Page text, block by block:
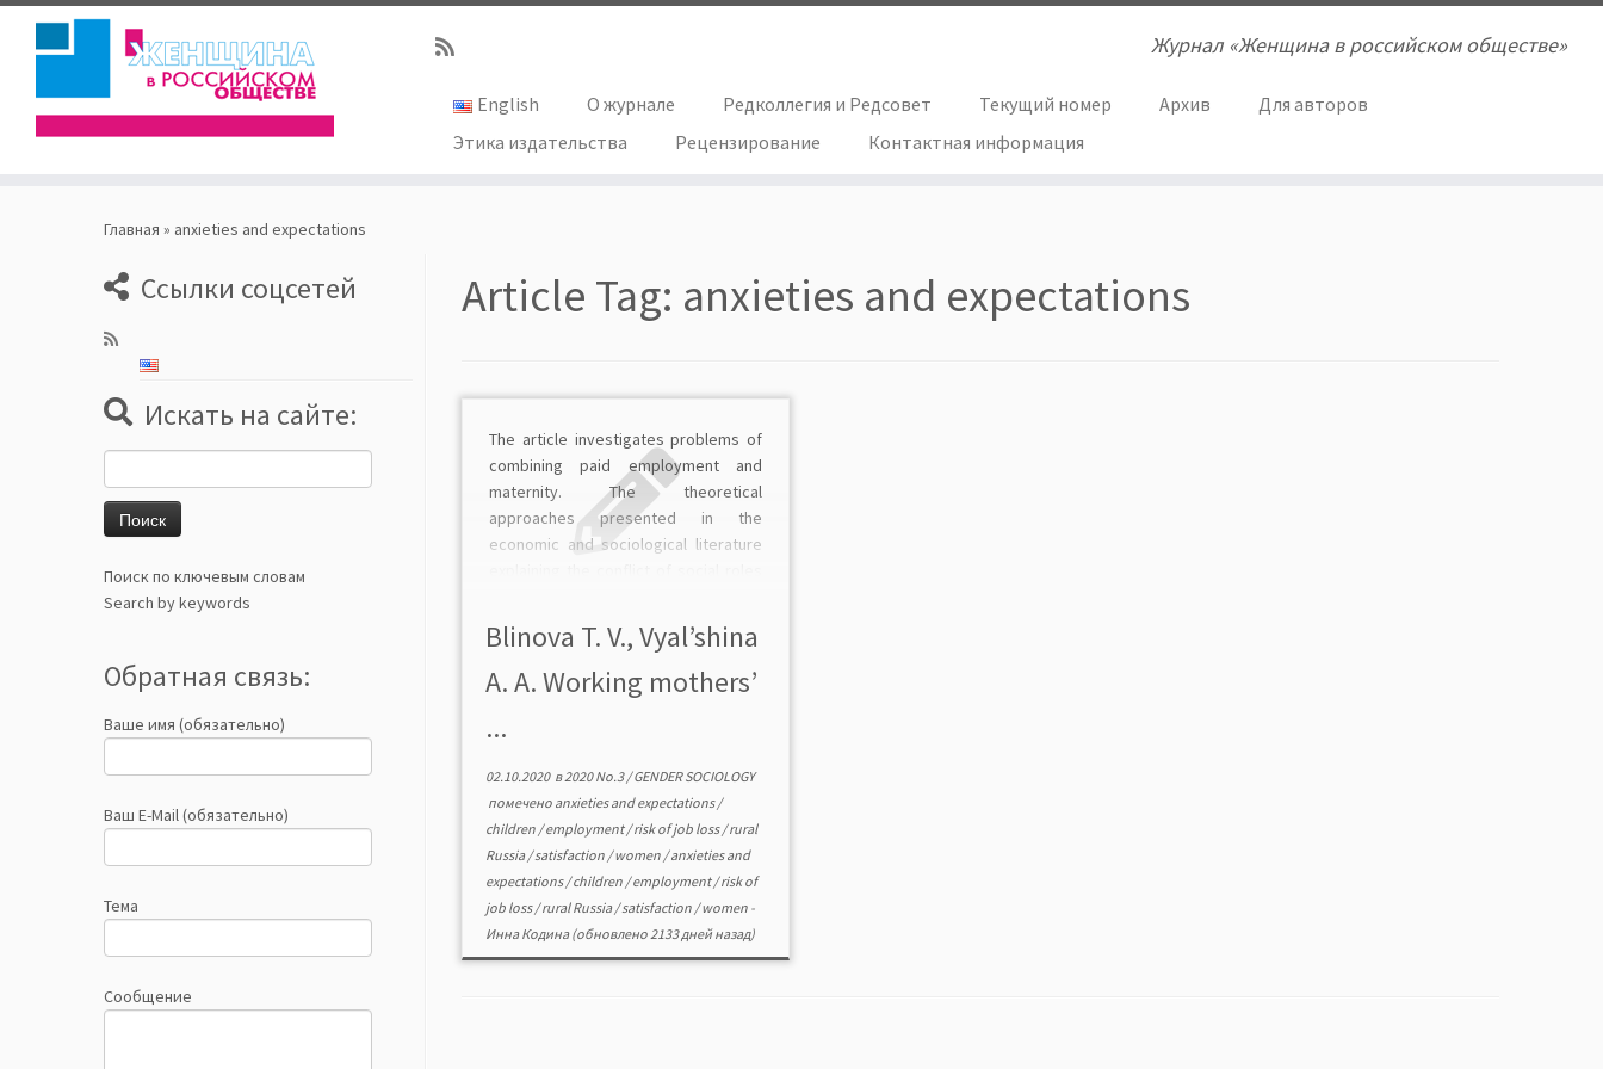
Журнал «Женщина в российском обществе»
English О журнале Редколлегия и Редсовет Текущий номер Архив
Для авторов
Этика издательства
Рецензирование Контактная информация
Главная » anxieties and expectations
Ссылки соцсетей
Искать на сайте:
Поиск по ключевым словам
Search by keywords
Обратная связь:
Ваше имя (обязательно)
Ваш E-Mail (обязательно)
Тема
Сообщение
Article Tag: anxieties and expectations
The article investigates problems of
combining paid employment and
maternity. The theoretical
approaches presented in the
economic and sociological literature
analyzed. The differences in the
positions of rural and urban mothers
with children in the labor market are
Blinova T. V., Vyal’shina
A. A. Working mothers’
...
02.10.2020в2020 No.3/GENDER SOCIOLOGY
помечено anxieties and expectations/
children /employment/risk of job loss/rural
Russia/satisfaction /women /anxieties and
expectations/children /employment/risk of
job loss/rural Russia/satisfaction /women -
Инна Кодина(обновлено 2133 дней назад)